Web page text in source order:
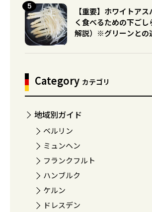
【重要】ホワイトア
く食べるための下ごし
解説）※グリーンとの
Category カテゴリ
地域別ガイド
ベルリン
ミュンヘン
フランクフルト
ハンブルク
ケルン
ドレスデン